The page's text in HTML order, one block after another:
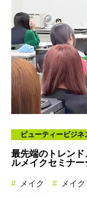
ビューティービジネ
最先端のトレン
ルメイクセミナ
メイク メイ